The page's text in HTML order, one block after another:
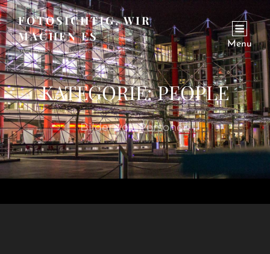
FOTOSICHTIG, WIR
MACHEN ES
Internet Seite Zur Facebook Site
Menu
KATEGORIE:PEOPLE
Bilder von Personen